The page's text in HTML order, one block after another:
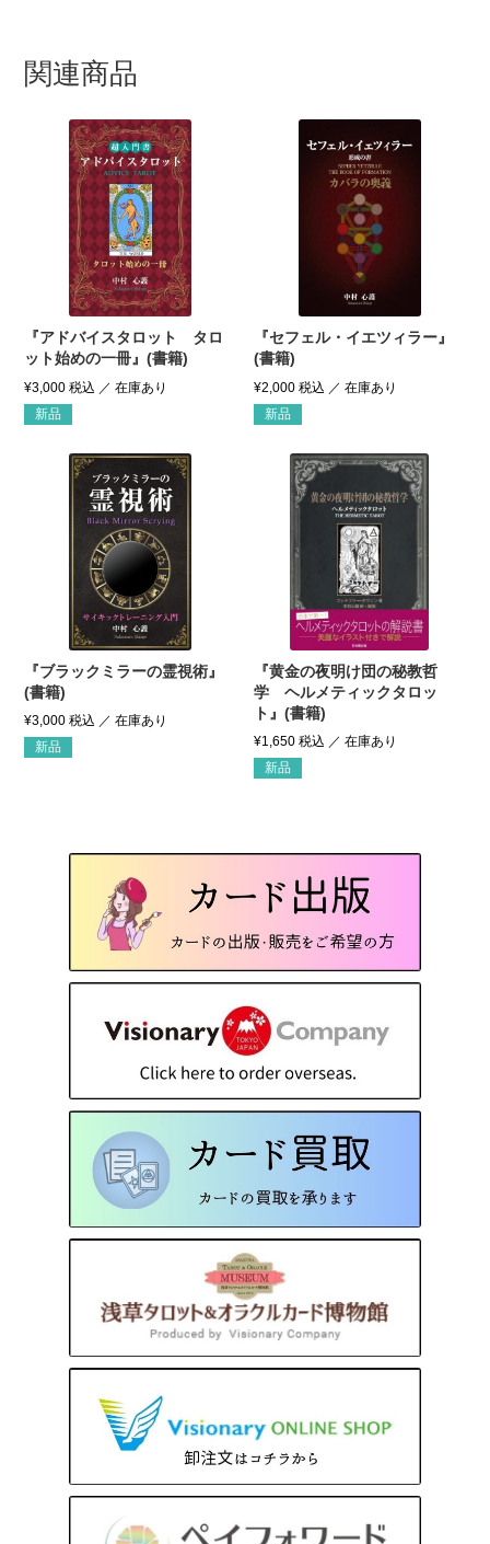
関連商品
『アドバイスタロット タロ
ット始めの一冊』(書籍)
¥3,000 税込
新品
『セフェル・イエツィラー』
(書籍)
¥2,000 税込
新品
『ブラックミラーの霊視術』
(書籍)
¥3,000 税込
新品
『黄金の夜明け団の秘教哲
学 ヘルメティックタロッ
ト』(書籍)
¥1,650 税込
新品